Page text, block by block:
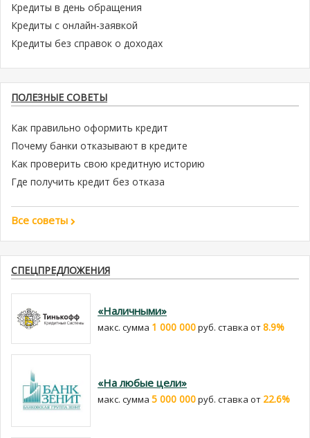
Кредиты в день обращения
Кредиты с онлайн-заявкой
Кредиты без справок о доходах
ПОЛЕЗНЫЕ СОВЕТЫ
Как правильно оформить кредит
Почему банки отказывают в кредите
Как проверить свою кредитную историю
Где получить кредит без отказа
Все советы
СПЕЦПРЕДЛОЖЕНИЯ
«Наличными»
макс. сумма 1 000 000руб. cтавка от8.9%
«На любые цели»
макс. сумма 5 000 000руб. cтавка от 22.6%